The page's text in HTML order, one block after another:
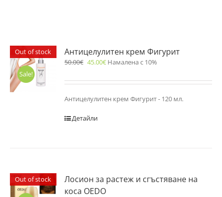
Out of stock
Sale!
Антицелулитен крем Фигурит
50.00€ 45.00€ Намалена с 10%
Антицелулитен крем Фигурит - 120 мл.
Детайли
Out of stock
Лосион за растеж и сгъстяване на
коса OEDO